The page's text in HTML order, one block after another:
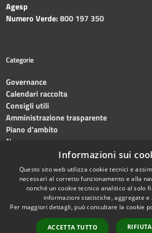
Agesp
Numero Verde:800 197 350
Categorie
Governance
Calendari raccolta
Consigli utili
Amministrazione trasparente
Piano d'ambito
News
Accessibilità
Informazioni sui
Questo sito web utilizza cookie tecnici e
necessari al corretto funzionamento e alla
nonché un cookie tecnico analitico al solo
informazioni statistiche, aggregate e
Per maggiori dettagli, può consultare la cookie
ACCETTA TUTTO